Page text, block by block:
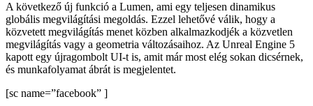
A következő új funkció a Lumen, ami egy teljesen dinamikus
globális megvilágítási megoldás. Ezzel lehetővé válik, hogy a
közvetett megvilágítás menet közben alkalmazkodjék a közvetlen
megvilágítás vagy a geometria változásaihoz. Az Unreal Engine 5
kapott egy újragombolt UI-t is, amit már most elég sokan dicsérnek,
és munkafolyamat ábrát is megjelentet.
[sc name=”facebook” ]